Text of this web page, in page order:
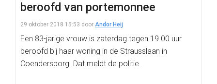
beroofd van portemonnee
29 oktober 2018 15:53 door Andor Heij
Een 83-jarige vrouw is zaterdag tegen 19.00 uur
beroofd bij haar woning in de Strausslaan in
Coendersborg. Dat meldt de politie.